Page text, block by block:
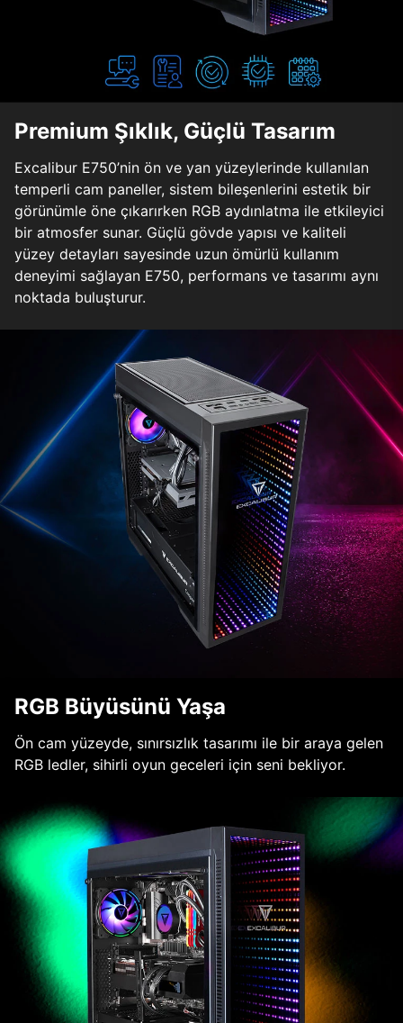
Premium Şıklık, Güçlü Tasarım
Excalibur E750’nin ön ve yan yüzeylerinde kullanılan
temperli cam paneller, sistem bileşenlerini estetik bir
görünümle öne çıkarırken RGB aydınlatma ile etkileyici
bir atmosfer sunar. Güçlü gövde yapısı ve kaliteli
yüzey detayları sayesinde uzun ömürlü kullanım
deneyimi sağlayan E750, performans ve tasarımı aynı
noktada buluşturur.
RGB Büyüsünü Yaşa
Ön cam yüzeyde, sınırsızlık tasarımı ile bir araya gelen
RGB ledler, sihirli oyun geceleri için seni bekliyor.